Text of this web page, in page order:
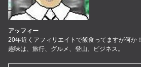
アッフィー
20年近くアフィリエイトで飯食ってますが何か！
趣味は、旅行、グルメ、登山、ビジネス。